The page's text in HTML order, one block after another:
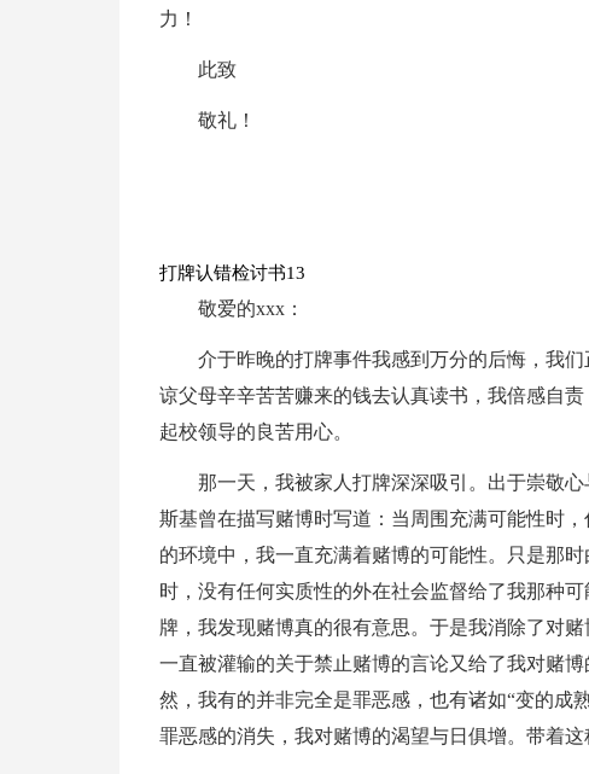
力！
此致
敬礼！
打牌认错检讨书13
敬爱的xxx：
介于昨晚的打牌事件我感到万分的后悔，我
谅父母辛辛苦苦赚来的钱去认真读书，我倍感自
起校领导的良苦用心。
那一天，我被家人打牌深深吸引。出于崇敬
斯基曾在描写赌博时写道：当周围充满可能性时
的环境中，我一直充满着赌博的可能性。只是那
时，没有任何实质性的外在社会监督给了我那种
牌，我发现赌博真的很有意思。于是我消除了对
一直被灌输的关于禁止赌博的言论又给了我对赌
然，我有的并非完全是罪恶感，也有诸如“变的成
罪恶感的消失，我对赌博的渴望与日俱增。带着这